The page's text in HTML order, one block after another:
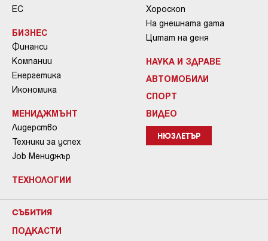
ЕС
БИЗНЕС
Финанси
Компании
Енергетика
Икономика
МЕНИДЖМЪНТ
Лидерство
Техники за успех
Job Мениджър
ТЕХНОЛОГИИ
Хороскоп
На днешната дата
Цитат на деня
НАУКА И ЗДРАВЕ
АВТОМОБИЛИ
СПОРТ
ВИДЕО
НЮЗЛЕТЪР
СЪБИТИЯ
ПОДКАСТИ